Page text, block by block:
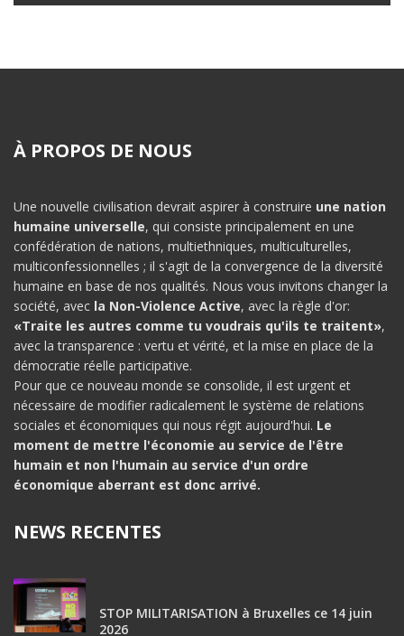
À PROPOS DE NOUS
Une nouvelle civilisation devrait aspirer à construire une nation
humaine universelle, qui consiste principalement en une
confédération de nations, multiethniques, multiculturelles,
multiconfessionnelles ; il s'agit de la convergence de la diversité
humaine en base de nos qualités. Nous vous invitons changer la
société, avec la Non-Violence Active, avec la règle d'or:
«Traite les autres comme tu voudrais qu'ils te traitent»,
avec la transparence : vertu et vérité, et la mise en place de la
démocratie réelle participative.
Pour que ce nouveau monde se consolide, il est urgent et
nécessaire de modifier radicalement le système de relations
sociales et économiques qui nous régit aujourd'hui. Le
moment de mettre l'économie au service de l'être
humain et non l'humain au service d'un ordre
économique aberrant est donc arrivé.
NEWS RECENTES
STOP MILITARISATION à Bruxelles ce 14 juin
2026